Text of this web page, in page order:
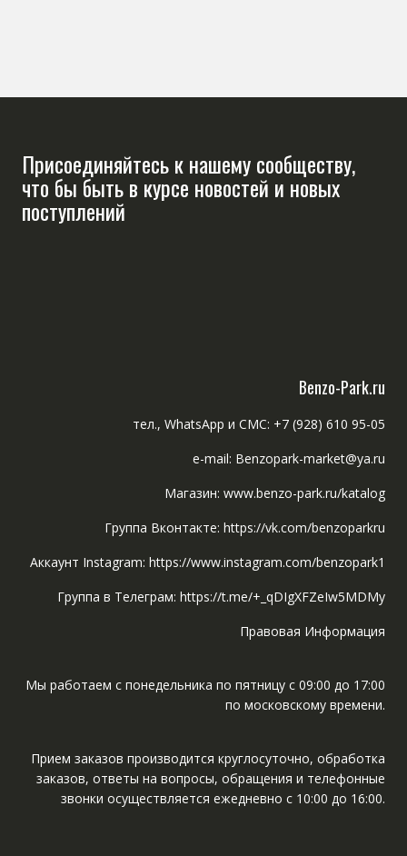
Присоединяйтесь к нашему сообществу,
что бы быть в курсе новостей и новых
поступлений
Benzo-Park.ru
тел., WhatsApp и СМС: +7 (928) 610 95-05
e-mail: Benzopark-market@ya.ru
Магазин: www.benzo-park.ru/katalog
Группа Вконтакте: https://vk.com/benzoparkru
Аккаунт Instagram: https://www.instagram.com/benzopark1
Группа в Телеграм: https://t.me/+_qDIgXFZeIw5MDMy
Правовая Информация
Мы работаем с понедельника по пятницу с 09:00 до 17:00
по московскому времени.
Прием заказов производится круглосуточно, обработка
заказов, ответы на вопросы, обращения и телефонные
звонки осуществляется ежедневно с 10:00 до 16:00.